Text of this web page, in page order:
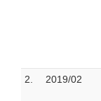
2. 2019/02